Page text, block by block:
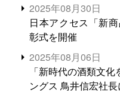
2025年08月30日
日本アクセス「新
彰式を開催
2025年08月06日
「新時代の酒類文
ングス 鳥井信宏社長